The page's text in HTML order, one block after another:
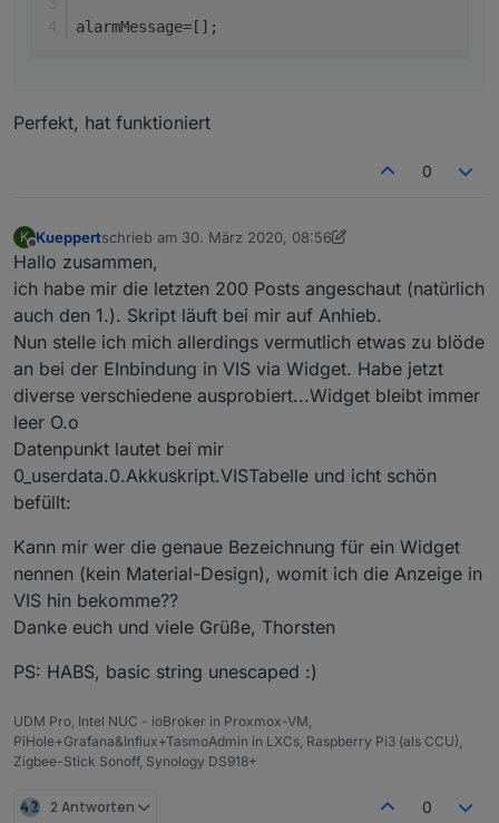
alarmMessage=[];
Perfekt, hat funktioniert
0
K
Offline
Kueppertschrieb am 30. März 2020, 08:56
zuletzt editiert von Kueppert
Hallo zusammen,
ich habe mir die letzten 200 Posts angeschaut (natürlich
auch den 1.). Skript läuft bei mir auf Anhieb.
Nun stelle ich mich allerdings vermutlich etwas zu blöde
an bei der EInbindung in VIS via Widget. Habe jetzt
diverse verschiedene ausprobiert...Widget bleibt immer
leer O.o
Datenpunkt lautet bei mir
0_userdata.0.Akkuskript.VISTabelle und icht schön
befüllt:
Kann mir wer die genaue Bezeichnung für ein Widget
nennen (kein Material-Design), womit ich die Anzeige in
VIS hin bekomme??
Danke euch und viele Grüße, Thorsten
PS: HABS, basic string unescaped :)
UDM Pro, Intel NUC - ioBroker in Proxmox-VM,
PiHole+Grafana&Influx+TasmoAdmin in LXCs, Raspberry Pi3 (als CCU),
Zigbee-Stick Sonoff, Synology DS918+
2 Antworten 0